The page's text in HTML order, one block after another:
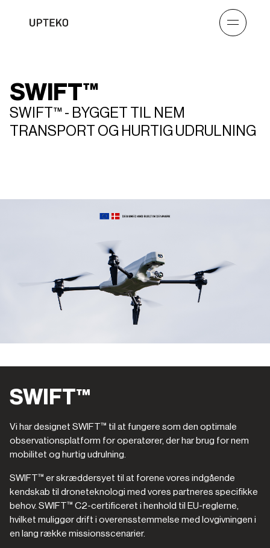
SWIFT™
SWIFT™ - BYGGET TIL NEM
TRANSPORT OG HURTIG UDRULNING
SWIFT™
Vi har designet SWIFT™ til at fungere som den optimale
observationsplatform for operatører, der har brug for nem
mobilitet og hurtig udrulning.
SWIFT™ er skræddersyet til at forene vores indgående
kendskab til droneteknologi med vores partneres specifikke
behov. SWIFT™ C2-certificeret i henhold til EU-reglerne,
hvilket muliggør drift i overensstemmelse med lovgivningen i
en lang række missionsscenarier.